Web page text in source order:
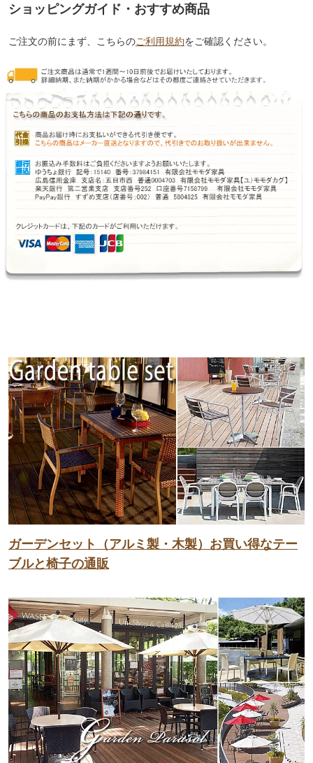
ショッピングガイド・おすすめ商品
ご注文の前にまず、こちらのご利用規約をご確認ください。
ガーデンセット（アルミ製・木製）お買い得なテー
ブルと椅子の通販